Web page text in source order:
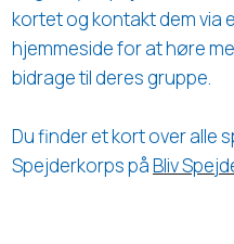
kortet og kontakt dem via
hjemmeside for at høre
bidrage til deres gruppe.
Du finder et kort over alle
SpejderkorpspåBliv